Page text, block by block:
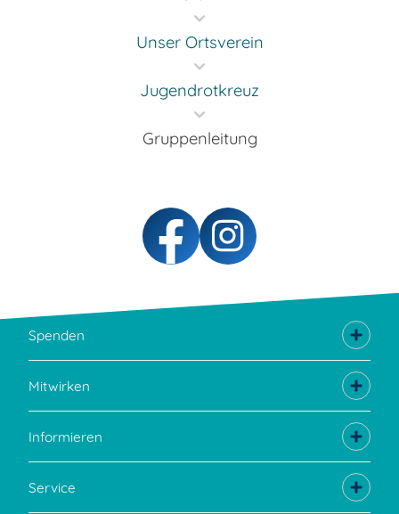
Unser Ortsverein
Jugendrotkreuz
Gruppenleitung
Spenden
Mitwirken
Informieren
Service